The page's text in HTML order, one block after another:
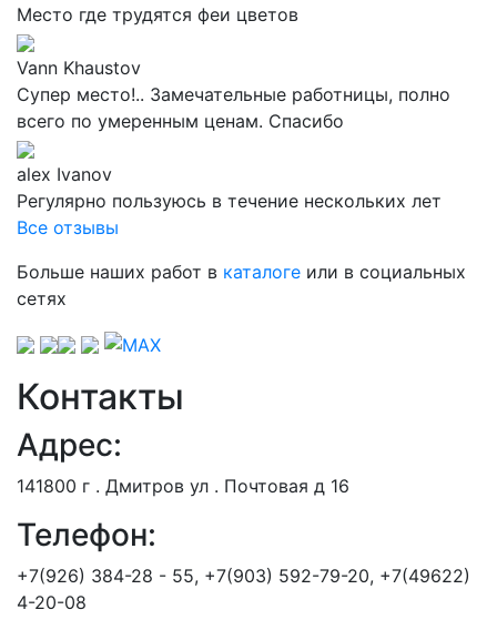
Место где трудятся феи цветов
Vann Khaustov
Супер место!.. Замечательные работницы, полно
всего по умеренным ценам. Спасибо
alex Ivanov
Регулярно пользуюсь в течение нескольких лет
Все отзывы
Больше наших работ в каталоге или в социальных
сетях
Контакты
Адрес:
141800 г . Дмитров ул . Почтовая д 16
Телефон:
+7(926) 384-28 - 55, +7(903) 592-79-20, +7(49622)
4-20-08